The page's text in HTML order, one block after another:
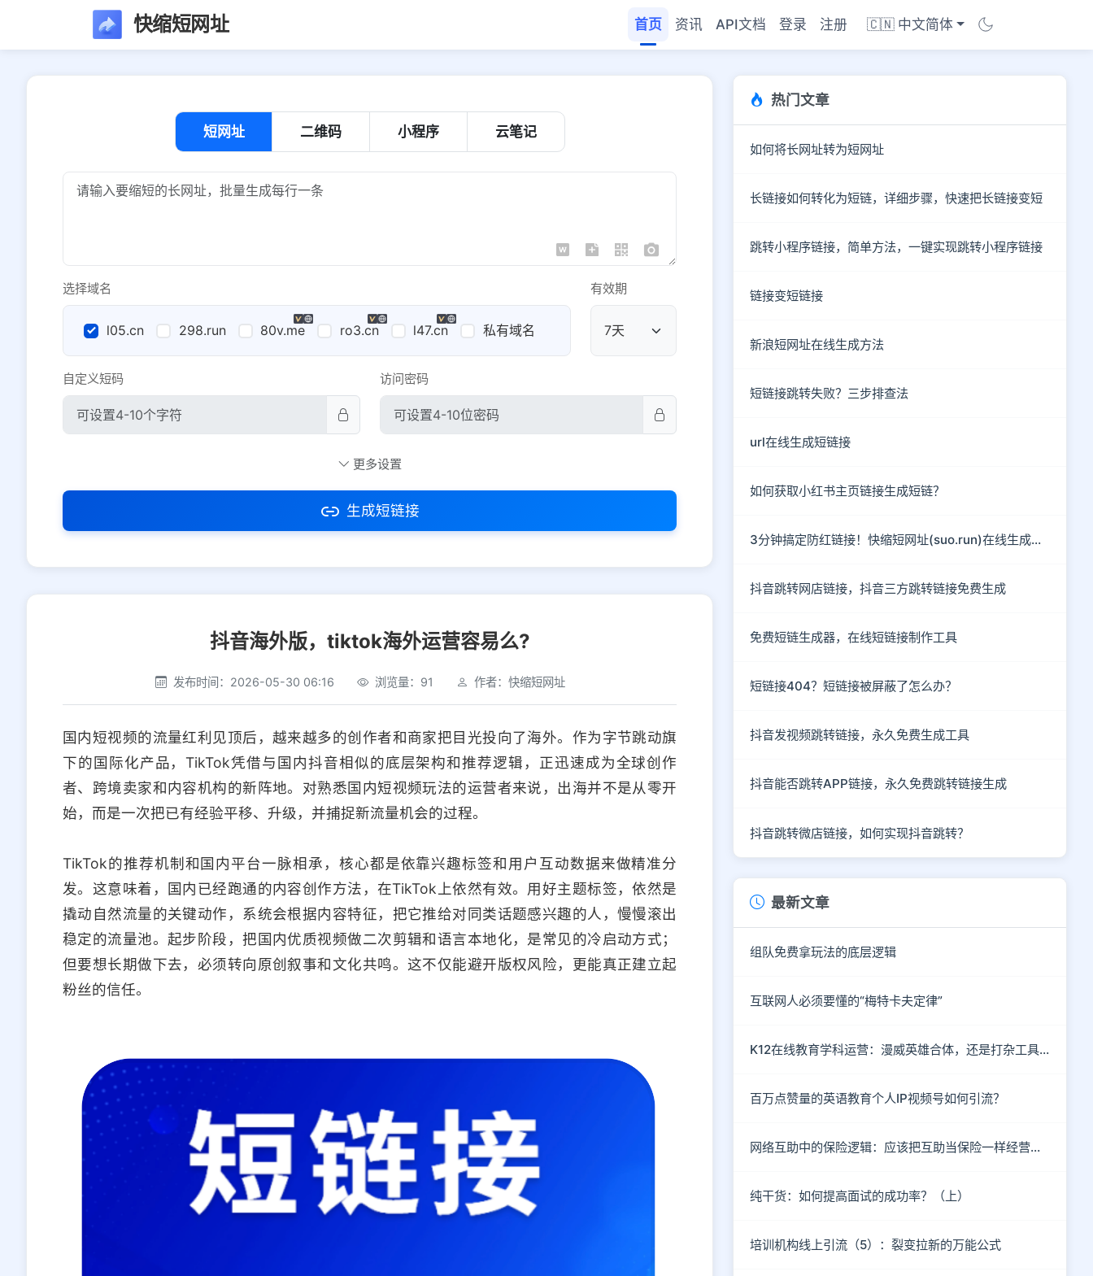
快缩短网址 首页 资讯 API文档 登录 注册 🇨🇳 中文简体
短网址 二维码 小程序 云笔记
选择域名
l05.cn 298.run 80v.me ro3.cn l47.cn 私有域名 公共域名
有效期
自定义短码 访问密码
社交平台 电商平台
选择防红平台类型，避免链接被拦截
平台设置
iOS Android PC 其他
更多设置
生成短链接
抖音海外版，tiktok海外运营容易么?
发布时间：2026-05-30 06:16 浏览量：91 作者：快缩短网址
国内短视频的流量红利见顶后，越来越多的创作者和商家把目光投向了海外。作为字节跳动旗
下的国际化产品，TikTok凭借与国内抖音相似的底层架构和推荐逻辑，正迅速成为全球创作
者、跨境卖家和内容机构的新阵地。对熟悉国内短视频玩法的运营者来说，出海并不是从零开
始，而是一次把已有经验平移、升级，并捕捉新流量机会的过程。
TikTok的推荐机制和国内平台一脉相承，核心都是依靠兴趣标签和用户互动数据来做精准分
发。这意味着，国内已经跑通的内容创作方法，在TikTok上依然有效。用好主题标签，依然是
撬动自然流量的关键动作，系统会根据内容特征，把它推给对同类话题感兴趣的人，慢慢滚出
稳定的流量池。起步阶段，把国内优质视频做二次剪辑和语言本地化，是常见的冷启动方式；
但要想长期做下去，必须转向原创叙事和文化共鸣。这不仅能避开版权风险，更能真正建立起
粉丝的信任。
热门文章
如何将长网址转为短网址
长链接如何转化为短链，详细步骤，快速把长链接变短
跳转小程序链接，简单方法，一键实现跳转小程序链接
链接变短链接
新浪短网址在线生成方法
短链接跳转失败？三步排查法
url在线生成短链接
如何获取小红书主页链接生成短链？
3分钟搞定防红链接！快缩短网址(suo.run)在线生成指南
抖音跳转网店链接，抖音三方跳转链接免费生成
免费短链生成器，在线短链接制作工具
短链接404？短链接被屏蔽了怎么办？
抖音发视频跳转链接，永久免费生成工具
抖音能否跳转APP链接，永久免费跳转链接生成
抖音跳转微店链接，如何实现抖音跳转？
最新文章
组队免费拿玩法的底层逻辑
互联网人必须要懂的“梅特卡夫定律”
K12在线教育学科运营：漫威英雄合体，还是打杂工具人？
百万点赞量的英语教育个人IP视频号如何引流？
网络互助中的保险逻辑：应该把互助当保险一样经营吗？
纯干货：如何提高面试的成功率？（上）
培训机构线上引流（5）：裂变拉新的万能公式